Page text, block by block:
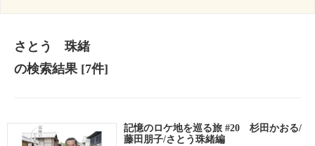
さとう 珠緒
の検索結果[7件]
記憶のロケ地を巡る旅 #20 杉田かおる/
藤田朋子/さとう珠緒編